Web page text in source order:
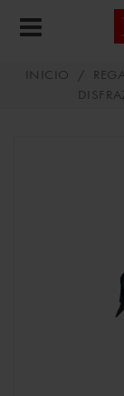
INICIO /